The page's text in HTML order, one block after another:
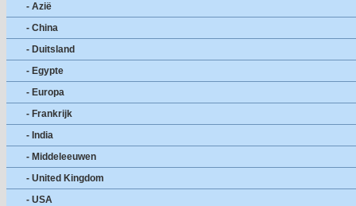
- Azië
- China
- Duitsland
- Egypte
- Europa
- Frankrijk
- India
- Middeleeuwen
- United Kingdom
- USA